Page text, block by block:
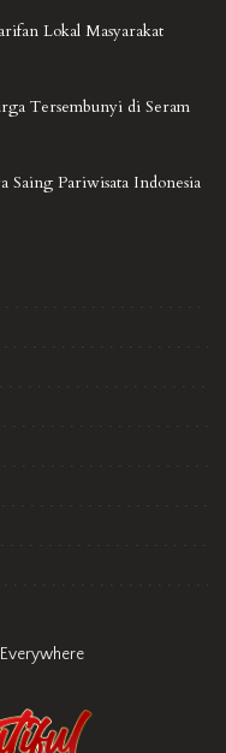
Lokal Masyarakat
Tersembunyi di Seram
Saing Pariwisata Indonesia